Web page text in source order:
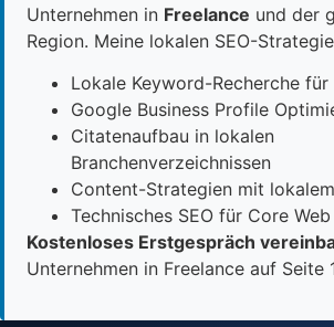
Unternehmen in Freelance und der
Region. Meine lokalen SEO-
Lokale Keyword-Recherche für
Google Business Profile
Citatenaufbau in lokalen
Branchenverzeichnissen
Content-Strategien mit
Technisches SEO für Core
Kostenloses Erstgespräch
Unternehmen in Freelance auf Seite